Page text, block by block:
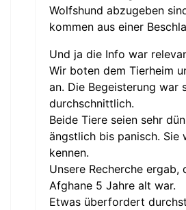
Wolfshund abzugeben
kommen aus einer
Und ja die Info war
Wir boten dem Tierheim
an. Die Begeisterung war
durchschnittlich.
Beide Tiere seien sehr
ängstlich bis panisch. Sie
kennen.
Unsere Recherche ergab,
Afghane 5 Jahre alt war.
Etwas überfordert